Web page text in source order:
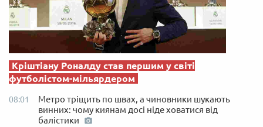
Кріштіану Роналду став першим у світі
футболістом-мільярдером
08:01
Метро тріщить по швах, а чиновники шукають
винних: чому киянам досі ніде ховатися від
балістики